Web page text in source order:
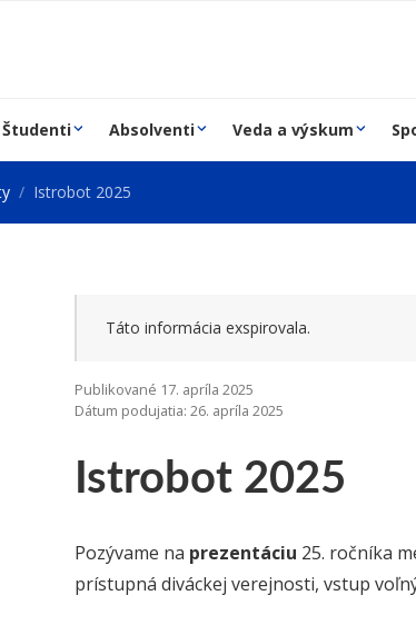
Študenti Absolventi Veda a výskum
Istrobot 2025
Istrobot 2025
Táto informácia exspirovala.
Publikované 17. apríla 2025
Dátum podujatia: 26. apríla 2025
Pozývame na prezentáciu 25. ročníka
prístupná diváckej verejnosti, vstup